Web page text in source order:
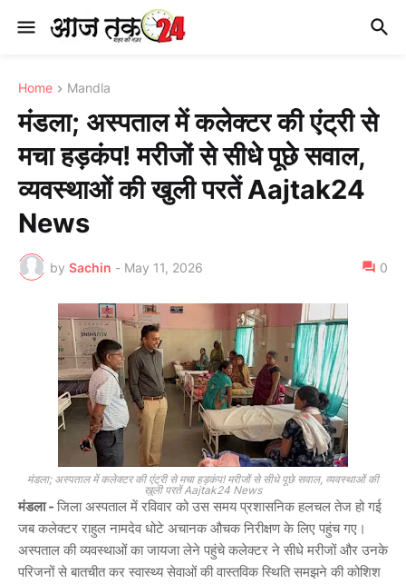
Home Mandla
मंडला; अस्पताल में कलेक्टर की एंट्री से
मचा हड़कंप! मरीजों से सीधे पूछे सवाल,
व्यवस्थाओं की खुली परतें Aajtak24
News
by Sachin - May 11, 2026 0
मंडला; अस्पताल में कलेक्टर की एंट्री से मचा हड़कंप! मरीजों से सीधे पूछे सवाल, व्यवस्थाओं की
खुली परतें Aajtak24 News
मंडला - जिला अस्पताल में रविवार को उस समय प्रशासनिक हलचल तेज हो गई
जब कलेक्टर राहुल नामदेव धोटे अचानक औचक निरीक्षण के लिए पहुंच गए।
अस्पताल की व्यवस्थाओं का जायजा लेने पहुंचे कलेक्टर ने सीधे मरीजों और उनके
परिजनों से बातचीत कर स्वास्थ्य सेवाओं की वास्तविक स्थिति समझने की कोशिश